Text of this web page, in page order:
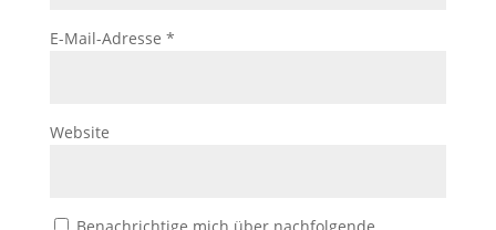
E-Mail-Adresse *
Website